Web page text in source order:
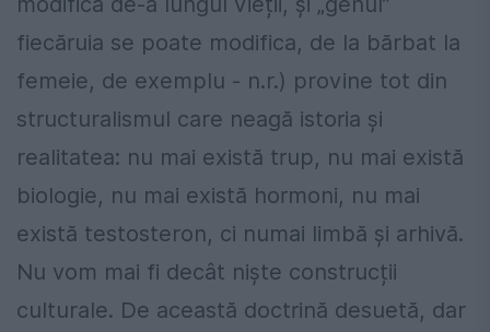
fiecăruia se poate modifica, de la bărbat la
femeie, de exemplu - n.r.) provine tot din
structuralismul care neagă istoria și
realitatea: nu mai există trup, nu mai există
biologie, nu mai există hormoni, nu mai
există testosteron, ci numai limbă și arhivă.
Nu vom mai fi decât niște construcții
culturale. De această doctrină desuetă, dar